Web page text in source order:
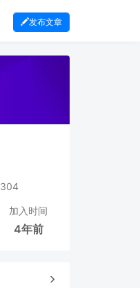
发布文章
加入时间
4年前